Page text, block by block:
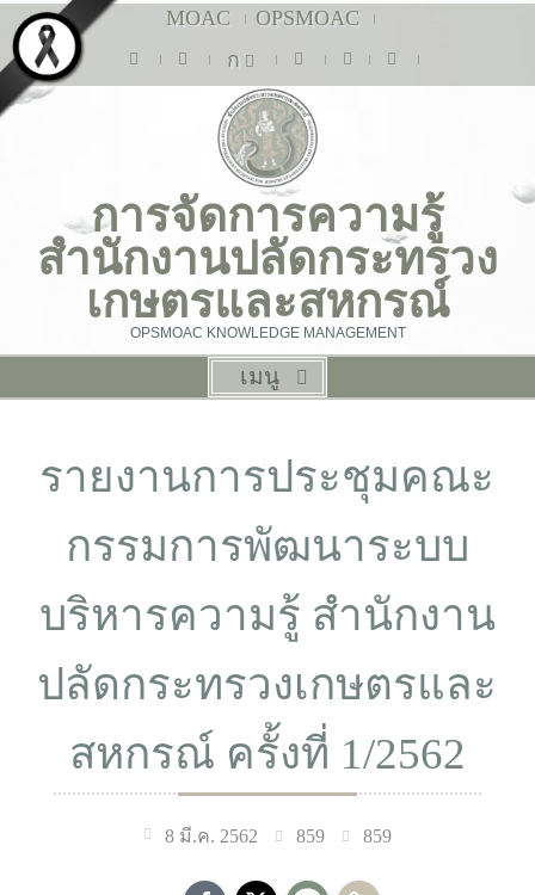
MOAC
OPSMOAC
ก
การจัดการความรู้
สำนักงานปลัดกระทรวง
เกษตรและสหกรณ์
OPSMOAC KNOWLEDGE MANAGEMENT
เมนู
รายงานการประชุมคณะ
กรรมการพัฒนาระบบ
บริหารความรู้ สำนักงาน
ปลัดกระทรวงเกษตรและ
สหกรณ์ ครั้งที่ 1/2562
8 มี.ค. 2562 859 859